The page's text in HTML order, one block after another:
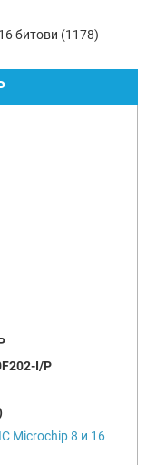
битови (1178)
I/P
Microchip 8 и 16